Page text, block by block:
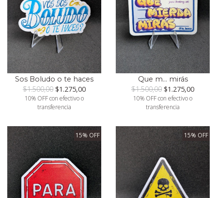
Sos Boludo o te haces
$1.500,00 $1.275,00
10% OFF con efectivo o
transferencia
Que m... mirás
$1.500,00 $1.275,00
10% OFF con efectivo o
transferencia
15% OFF 15% OFF